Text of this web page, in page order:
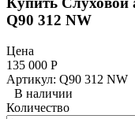
Q90 312 NW
Цена
135 000 Р
Артикул: Q90 312 NW
В наличии
Количество